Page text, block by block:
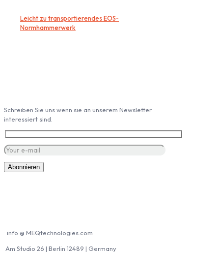
Leicht zu transportierendes EOS-
Normhammerwerk
Schreiben Sie uns wenn sie an unserem Newsletter
interessiert sind.
info @ MEQtechnologies.com
Am Studio 26 | Berlin 12489 | Germany